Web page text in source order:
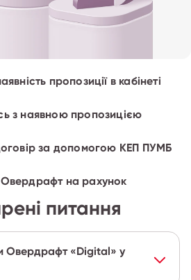
пропозиції в кабінеті
з наявною пропозицією
за допомогою КЕП ПУМБ
на рахунок
питання
Овердрафт «Digital» у